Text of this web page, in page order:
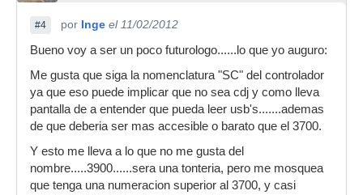
#4 por Inge el 11/02/2012
Bueno voy a ser un poco futurologo......lo que yo auguro:
Me gusta que siga la nomenclatura "SC" del controlador
ya que eso puede implicar que no sea cdj y como lleva
pantalla de a entender que pueda leer usb's.......ademas
de que deberia ser mas accesible o barato que el 3700.
Y esto me lleva a lo que no me gusta del
nombre.....3900......sera una tonteria, pero me mosquea
que tenga una numeracion superior al 3700, y casi